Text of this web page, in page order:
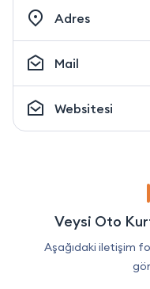
Adres
Mail
Websitesi
Veysi Oto
Aşağıdaki iletişim